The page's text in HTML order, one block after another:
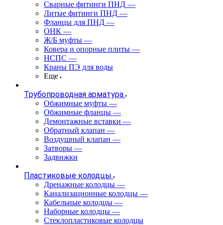
Сварные фитинги ПНД —
Литые фитинги ПНД —
Фланцы для ПНД —
ОНК —
Ж/Б муфты —
Ковера и опорные плиты —
НСПС —
Краны ПЭ для воды
Еще
Трубопроводная арматура
Обжимные муфты —
Обжимные фланцы —
Демонтажные вставки —
Обратный клапан —
Воздушный клапан —
Затворы —
Задвижки
Пластиковые колодцы
Дренажные колодцы —
Канализационные колодцы —
Кабельные колодцы —
Наборные колодцы —
Стеклопластиковые колодцы